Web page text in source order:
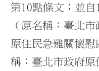
第10點條文；並
（原名稱：臺北
原住民急難關懷
稱：臺北市政府